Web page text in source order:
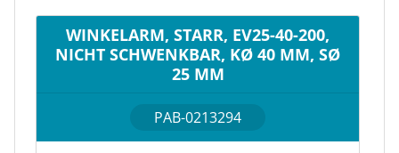
WINKELARM, STARR, EV25-40-200,
NICHT SCHWENKBAR, KØ 40 MM, SØ
25 MM
PAB-0213294